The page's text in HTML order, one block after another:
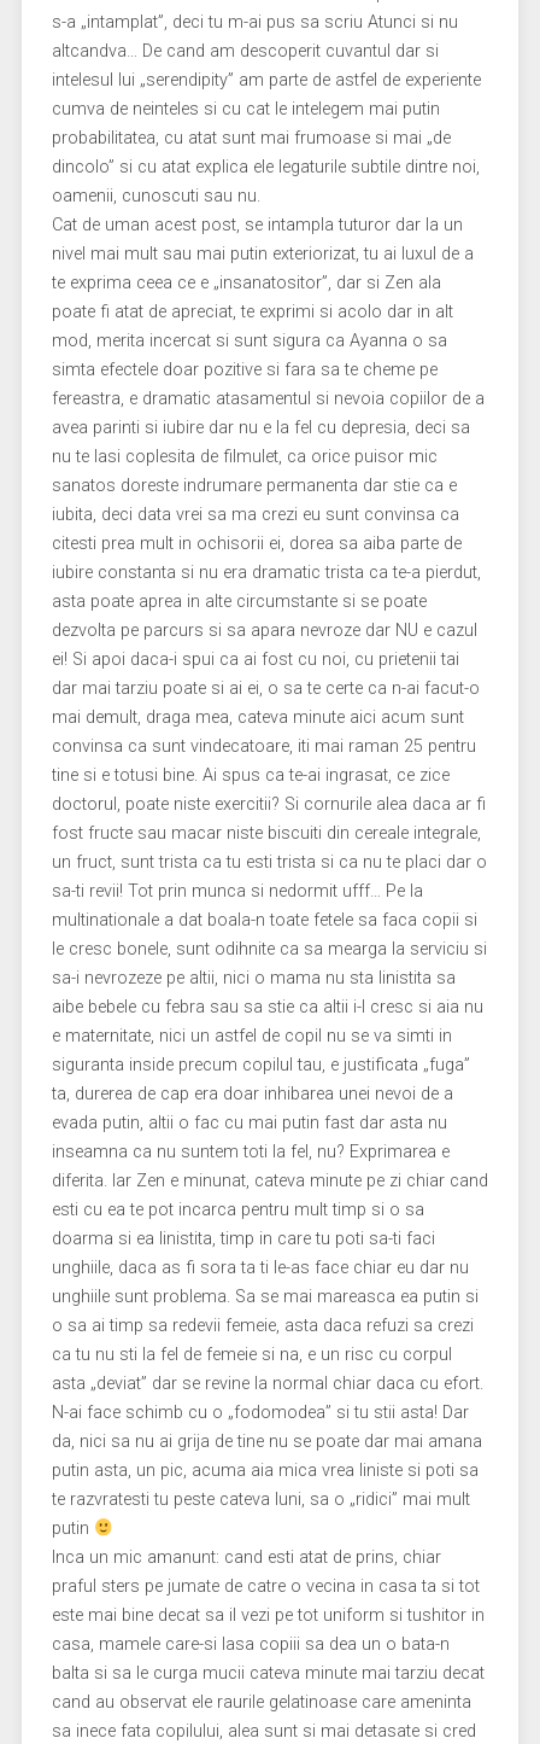
s-a „intamplat”, deci tu m-ai pus sa scriu Atunci si nu
altcandva… De cand am descoperit cuvantul dar si
intelesul lui „serendipity” am parte de astfel de experiente
cumva de neinteles si cu cat le intelegem mai putin
probabilitatea, cu atat sunt mai frumoase si mai „de
dincolo” si cu atat explica ele legaturile subtile dintre noi,
oamenii, cunoscuti sau nu.
Cat de uman acest post, se intampla tuturor dar la un
nivel mai mult sau mai putin exteriorizat, tu ai luxul de a
te exprima ceea ce e „insanatositor”, dar si Zen ala
poate fi atat de apreciat, te exprimi si acolo dar in alt
mod, merita incercat si sunt sigura ca Ayanna o sa
simta efectele doar pozitive si fara sa te cheme pe
fereastra, e dramatic atasamentul si nevoia copiilor de a
avea parinti si iubire dar nu e la fel cu depresia, deci sa
nu te lasi coplesita de filmulet, ca orice puisor mic
sanatos doreste indrumare permanenta dar stie ca e
iubita, deci data vrei sa ma crezi eu sunt convinsa ca
citesti prea mult in ochisorii ei, dorea sa aiba parte de
iubire constanta si nu era dramatic trista ca te-a pierdut,
asta poate aprea in alte circumstante si se poate
dezvolta pe parcurs si sa apara nevroze dar NU e cazul
ei! Si apoi daca-i spui ca ai fost cu noi, cu prietenii tai
dar mai tarziu poate si ai ei, o sa te certe ca n-ai facut-o
mai demult, draga mea, cateva minute aici acum sunt
convinsa ca sunt vindecatoare, iti mai raman 25 pentru
tine si e totusi bine. Ai spus ca te-ai ingrasat, ce zice
doctorul, poate niste exercitii? Si cornurile alea daca ar fi
fost fructe sau macar niste biscuiti din cereale integrale,
un fruct, sunt trista ca tu esti trista si ca nu te placi dar o
sa-ti revii! Tot prin munca si nedormit ufff… Pe la
multinationale a dat boala-n toate fetele sa faca copii si
le cresc bonele, sunt odihnite ca sa mearga la serviciu si
sa-i nevrozeze pe altii, nici o mama nu sta linistita sa
aibe bebele cu febra sau sa stie ca altii i-l cresc si aia nu
e maternitate, nici un astfel de copil nu se va simti in
siguranta inside precum copilul tau, e justificata „fuga”
ta, durerea de cap era doar inhibarea unei nevoi de a
evada putin, altii o fac cu mai putin fast dar asta nu
inseamna ca nu suntem toti la fel, nu? Exprimarea e
diferita. Iar Zen e minunat, cateva minute pe zi chiar cand
esti cu ea te pot incarca pentru mult timp si o sa
doarma si ea linistita, timp in care tu poti sa-ti faci
unghiile, daca as fi sora ta ti le-as face chiar eu dar nu
unghiile sunt problema. Sa se mai mareasca ea putin si
o sa ai timp sa redevii femeie, asta daca refuzi sa crezi
ca tu nu sti la fel de femeie si na, e un risc cu corpul
asta „deviat” dar se revine la normal chiar daca cu efort.
N-ai face schimb cu o „fodomodea” si tu stii asta! Dar
da, nici sa nu ai grija de tine nu se poate dar mai amana
putin asta, un pic, acuma aia mica vrea liniste si poti sa
te razvratesti tu peste cateva luni, sa o „ridici” mai mult
putin
Inca un mic amanunt: cand esti atat de prins, chiar
praful sters pe jumate de catre o vecina in casa ta si tot
este mai bine decat sa il vezi pe tot uniform si tushitor in
casa, mamele care-si lasa copiii sa dea un o bata-n
balta si sa le curga mucii cateva minute mai tarziu decat
cand au observat ele raurile gelatinoase care ameninta
sa inece fata copilului, alea sunt si mai detasate si cred